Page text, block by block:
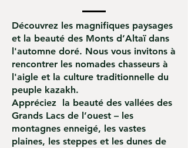
Découvrez les magnifiques paysages
et la beauté des Monts d’Altaï dans
l'automne doré. Nous vous invitons à
rencontrer les nomades chasseurs à
l'aigle et la culture traditionnelle du
peuple kazakh.
Appréciez la beauté des vallées des
Grands Lacs de l’ouest – les
montagnes enneigé, les vastes
plaines, les steppes et les dunes de